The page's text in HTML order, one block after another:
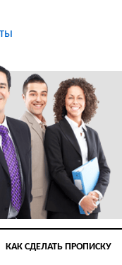
КАК СДЕЛАТЬ ПРОПИСКУ